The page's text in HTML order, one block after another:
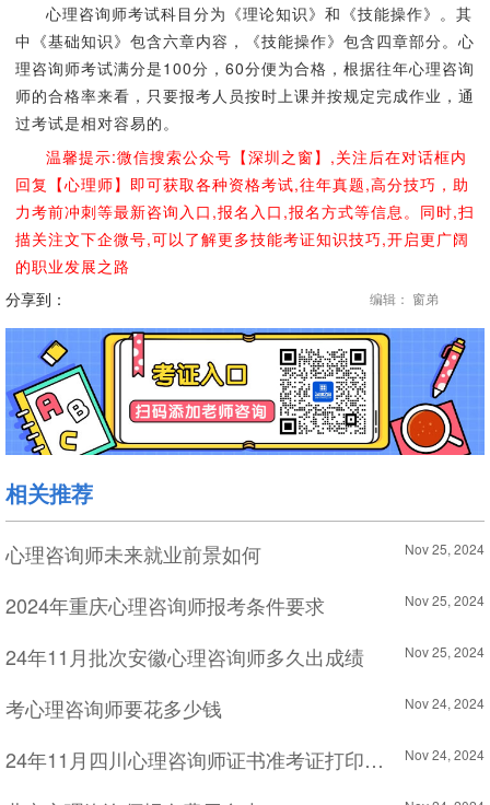
心理咨询师考试科目分为《理论知识》和《技能操作》。其
中《基础知识》包含六章内容，《技能操作》包含四章部分。心
理咨询师考试满分是100分，60分便为合格，根据往年心理咨询
师的合格率来看，只要报考人员按时上课并按规定完成作业，通
过考试是相对容易的。
温馨提示:微信搜索公众号【深圳之窗】,关注后在对话框内
回复【心理师】即可获取各种资格考试,往年真题,高分技巧，助
力考前冲刺等最新咨询入口,报名入口,报名方式等信息。同时,扫
描关注文下企微号,可以了解更多技能考证知识技巧,开启更广阔
的职业发展之路
分享到：
编辑： 窗弟
相关推荐
心理咨询师未来就业前景如何 Nov 25, 2024
2024年重庆心理咨询师报考条件要求 Nov 25, 2024
24年11月批次安徽心理咨询师多久出成绩 Nov 25, 2024
考心理咨询师要花多少钱 Nov 24, 2024
24年11月四川心理咨询师证书准考证打印时间 Nov 24, 2024